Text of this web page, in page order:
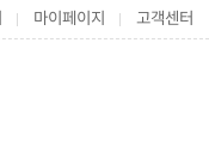
마이페이지 고객센터